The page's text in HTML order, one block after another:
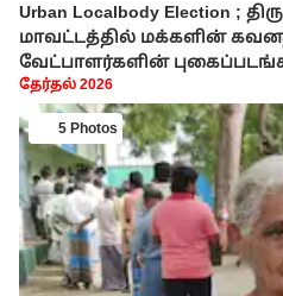
Urban Localbody Election
மாவட்டத்தில் மக்களின்
வேட்பாளர்களின்
தேர்தல் 2026
5 Photos